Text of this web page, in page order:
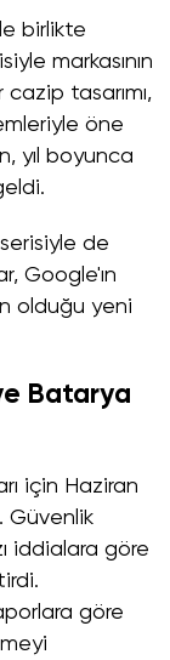
birlikte
markasının
tasarımı,
öne
yıl boyunca
de
Google'ın
olduğu yeni
Batarya
için Haziran
Güvenlik
iddialara göre
göre